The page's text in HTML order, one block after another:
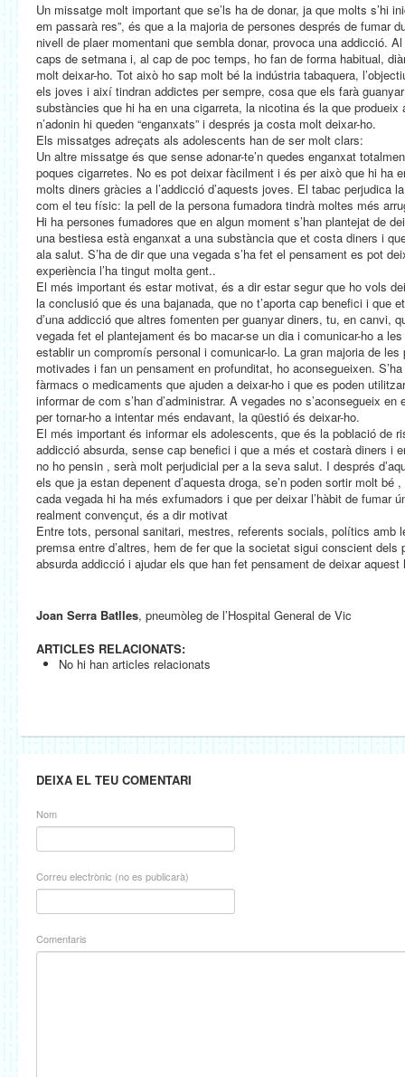
Un missatge molt important que se’ls ha de donar, ja que molts s’hi
em passarà res”, és que a la majoria de persones després de fumar
nivell de plaer momentani que sembla donar, provoca una addicció.
caps de setmana i, al cap de poc temps, ho fan de forma habitual,
molt deixar-ho. Tot això ho sap molt bé la indústria tabaquera,
els joves i així tindran addictes per sempre, cosa que els farà
substàncies que hi ha en una cigarreta, la nicotina és la que
n’adonin hi queden “enganxats” i després ja costa molt deixar-ho.
Els missatges adreçats als adolescents han de ser molt clars:
Un altre missatge és que sense adonar-te’n quedes enganxat
poques cigarretes. No es pot deixar fàcilment i és per això que hi ha
molts diners gràcies a l’addicció d’aquests joves. El tabac perjudica
com el teu físic: la pell de la persona fumadora tindrà moltes més
Hi ha persones fumadores que en algun moment s’han plantejat de
una bestiesa està enganxat a una substància que et costa diners i
ala salut. S’ha de dir que una vegada s’ha fet el pensament es pot
experiència l’ha tingut molta gent..
El més important és estar motivat, és a dir estar segur que ho vols
la conclusió que és una bajanada, que no t’aporta cap benefici i que
d’una addicció que altres fomenten per guanyar diners, tu, en canvi,
vegada fet el plantejament és bo macar-se un dia i comunicar-ho a
establir un compromís personal i comunicar-lo. La gran majoria de
motivades i fan un pensament en profunditat, ho aconsegueixen.
fàrmacs o medicaments que ajuden a deixar-ho i que es poden
informar de com s’han d’administrar. A vegades no s’aconsegueix
per tornar-ho a intentar més endavant, la qüestió és deixar-ho.
El més important és informar els adolescents, que és la població de
addicció absurda, sense cap benefici i que a més et costarà diners i
no ho pensin , serà molt perjudicial per a la seva salut. I després
els que ja estan depenent d’aquesta droga, se’n poden sortir molt bé
cada vegada hi ha més exfumadors i que per deixar l’hàbit de fumar
realment convençut, és a dir motivat
Entre tots, personal sanitari, mestres, referents socials, polítics amb
premsa entre d’altres, hem de fer que la societat sigui conscient dels
absurda addicció i ajudar els que han fet pensament de deixar aquest
Joan Serra Batlles, pneumòleg de l’Hospital General de Vic
ARTICLES RELACIONATS:
No hi han articles relacionats
DEIXA EL TEU COMENTARI
Nom
Correu electrònic (no es publicarà)
Comentaris